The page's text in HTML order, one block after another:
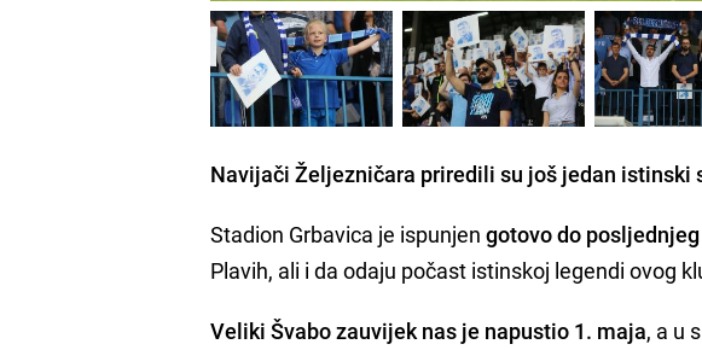
Navijači Željezničara priredili su još jedan istinski
Stadion Grbavica je ispunjengotovo do
Plavih, ali i da odaju počast istinskoj legendi ovog
Veliki Švabo zauvijek nas je napustio 1. maja, a u